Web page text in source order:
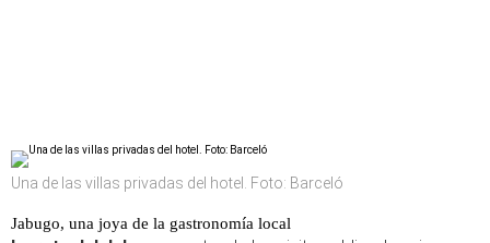
Una de las villas privadas del hotel. Foto: Barceló
Jabugo, una joya de la gastronomía local